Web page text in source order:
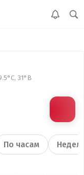
31°В
По часам